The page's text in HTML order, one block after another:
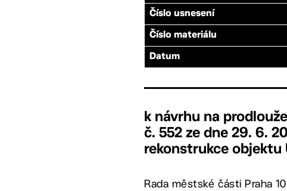
Číslo usnesení
Číslo materiálu
Datum
k návrhu na
č. 552 ze dne 29. 6.
rekonstrukce objektu
Rada městské části Praha 10